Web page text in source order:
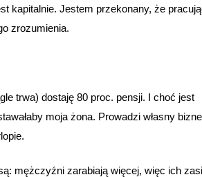
kapitalnie. Jestem przekonany, że
zrozumienia.
trwa) dostaję 80 proc. pensji. I choć jest
moja żona. Prowadzi własny
mężczyźni zarabiają więcej, więc ich